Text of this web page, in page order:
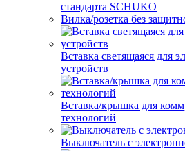
стандарта SCHUKO
Вилка/розетка без
Вставка светящаяся для
устройств
Вставка/крышка для
технологий
Выключатель с